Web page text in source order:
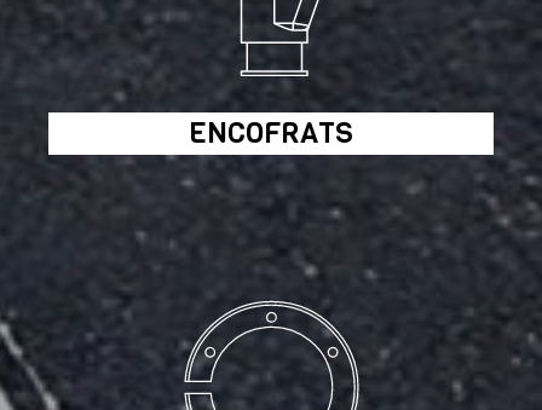
ENCOFRATS